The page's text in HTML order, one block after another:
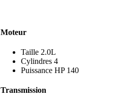
Moteur
Taille 2.0L
Cylindres 4
Puissance HP 140
Transmission